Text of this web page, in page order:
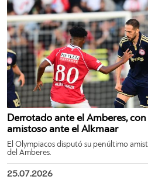
Derrotado ante el Amberes,
amistoso ante el Alkmaar
El Olympiacos disputó su penúltimo
del Amberes.
25.07.2026